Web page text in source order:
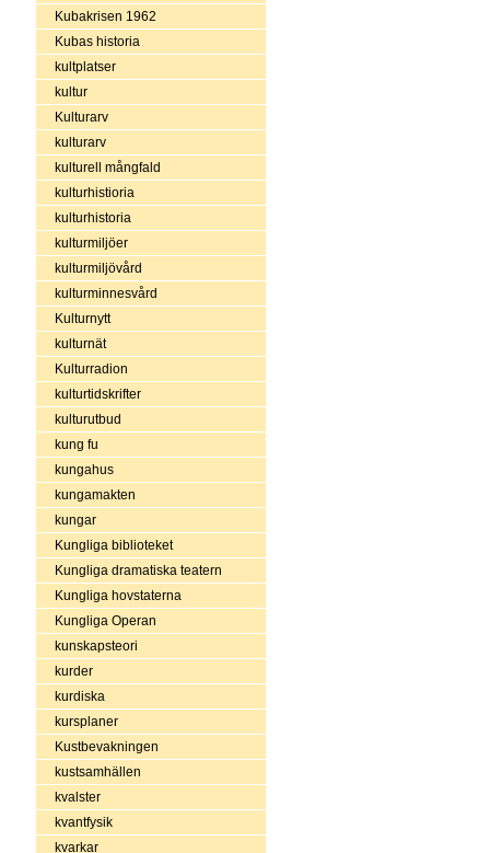
Kubakrisen 1962
Kubas historia
kultplatser
kultur
Kulturarv
kulturarv
kulturell mångfald
kulturhistioria
kulturhistoria
kulturmiljöer
kulturmiljövård
kulturminnesvård
Kulturnytt
kulturnät
Kulturradion
kulturtidskrifter
kulturutbud
kung fu
kungahus
kungamakten
kungar
Kungliga biblioteket
Kungliga dramatiska teatern
Kungliga hovstaterna
Kungliga Operan
kunskapsteori
kurder
kurdiska
kursplaner
Kustbevakningen
kustsamhällen
kvalster
kvantfysik
kvarkar